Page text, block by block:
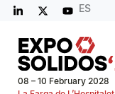
ES
08 – 10 February 2028